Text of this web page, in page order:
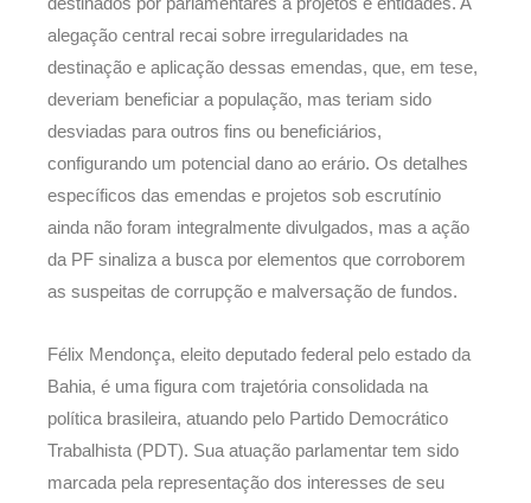
alegação central recai sobre irregularidades na
destinação e aplicação dessas emendas, que, em tese,
deveriam beneficiar a população, mas teriam sido
desviadas para outros fins ou beneficiários,
configurando um potencial dano ao erário. Os detalhes
específicos das emendas e projetos sob escrutínio
ainda não foram integralmente divulgados, mas a ação
da PF sinaliza a busca por elementos que corroborem
as suspeitas de corrupção e malversação de fundos.
Félix Mendonça, eleito deputado federal pelo estado da
Bahia, é uma figura com trajetória consolidada na
política brasileira, atuando pelo Partido Democrático
Trabalhista (PDT). Sua atuação parlamentar tem sido
marcada pela representação dos interesses de seu